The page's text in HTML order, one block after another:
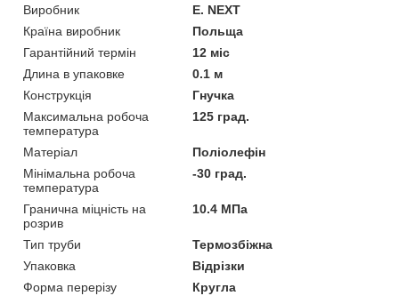
Виробник
E. NEXT
Країна виробник
Польща
Гарантійний термін
12 міс
Длина в упаковке
0.1 м
Конструкція
Гнучка
Максимальна робоча
температура
125 град.
Матеріал
Поліолефін
Мінімальна робоча
температура
-30 град.
Гранична міцність на
розрив
10.4 МПа
Тип труби
Термозбіжна
Упаковка
Відрізки
Форма перерізу
Кругла